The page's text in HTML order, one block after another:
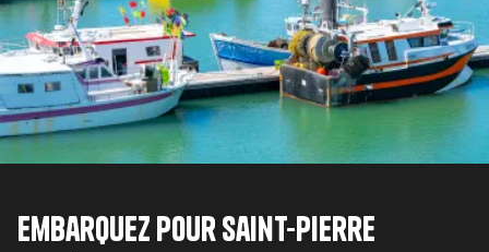
Embarquez pour Saint-Pierre